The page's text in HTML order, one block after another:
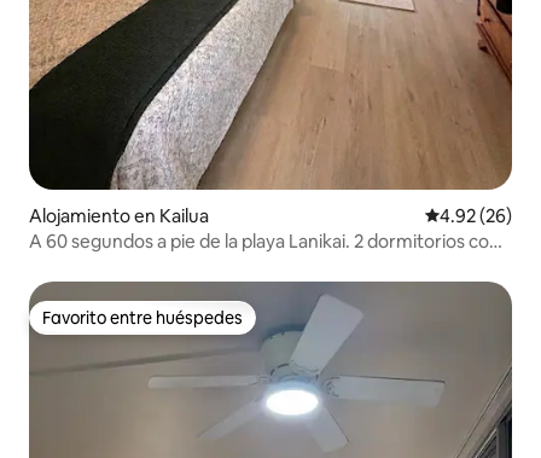
Alojamiento en Kailua Calificación
4.92 (26)
A 60 segundos a pie de la playa Lanikai. 2 dormitorios con
Favorito entre huéspedes
Favorito entre huéspedes